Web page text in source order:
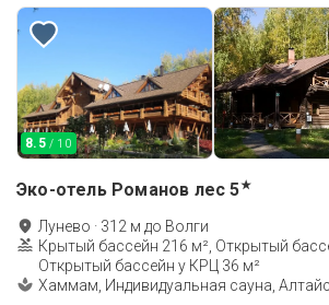
8.5 / 10
Эко-отель Романов лес 5★
Лунево · 312 м до Волги
Крытый бассейн 216 м², Открытый
Открытый бассейн у КРЦ 36 м²
Хаммам, Индивидуальная сауна,